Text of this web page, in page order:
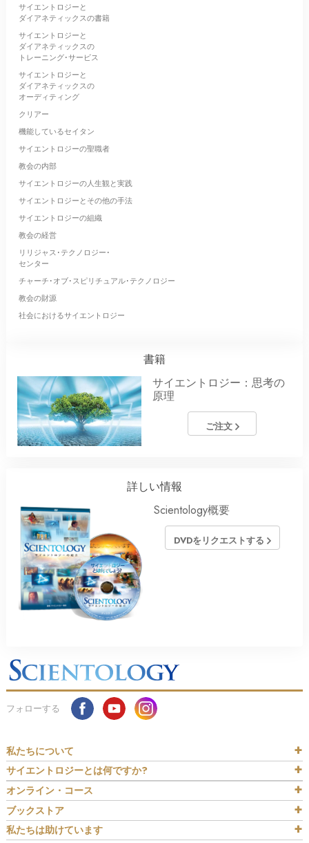
サイエントロジーと
ダイアネティックスの書籍
サイエントロジーと
ダイアネティックスの
トレーニング･サービス
サイエントロジーと
ダイアネティックスの
オーディティング
クリアー
機能しているセイタン
サイエントロジーの聖職者
教会の内部
サイエントロジーの人生観と実践
サイエントロジーとその他の手法
サイエントロジーの組織
教会の経営
リリジャス･テクノロジー･
センター
チャーチ･オブ･スピリチュアル･テクノロジー
教会の財源
社会におけるサイエントロジー
書籍
サイエントロジー：思考の
原理
ご注文
詳しい情報
Scientology概要
DVDをリクエストする
フォローする
私たちについて
サイエントロジーとは何ですか?
オンライン・コース
ブックストア
私たちは助けています